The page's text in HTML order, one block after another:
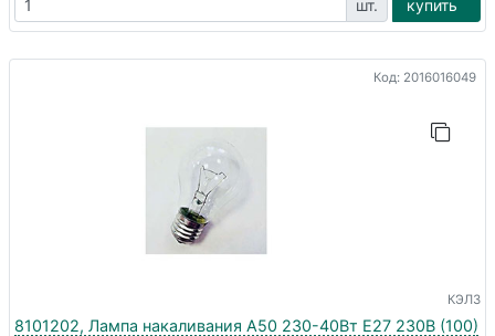
шт. купить
Код: 2016016049
КЭЛЗ
8101202, Лампа накаливания А50 230-40Вт E27 230В (100)